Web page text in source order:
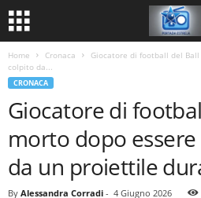
Home Cronaca
Giocatore di football del
colpito da...
CRONACA
Giocatore di
morto dopo
da un proiettile
By Alessandra Corradi - 4 Giugno 2026